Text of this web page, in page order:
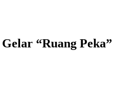
“Ruang Peka”